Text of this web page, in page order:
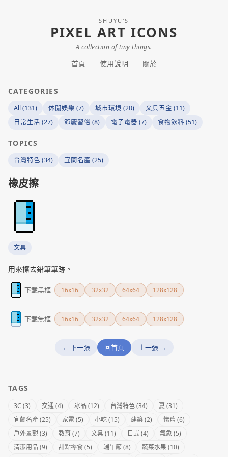
SHUYU'S
PIXEL ART ICONS
A collection of tiny things.
首頁 使用說明 關於
CATEGORIES
All (131) 休閒娛樂 (7) 城市環境 (20)
文具五金 (11)
日常生活 (27)
節慶習俗 (8) 電子電器 (7) 食物飲料 (51)
TOPICS
台灣特色 (34) 宜蘭名產 (25)
橡皮擦
文具
用來擦去鉛筆筆跡。
下載黑框 16x16 32x32 64x64 128x128
下載無框 16x16 32x32 64x64 128x128
← 下一張 回首頁 上一張 →
TAGS
3C (3) 交通 (4) 冰品 (12) 台灣特色 (34)
夏 (31)
宜蘭名產 (25)
家電 (5) 小吃 (15) 建築 (2)
懷舊 (6)
戶外景觀 (3)
教育 (7) 文具 (11) 日式 (4)
氣象 (5)
清潔用品 (9)
甜點零食 (5) 端午節 (8)
蔬菜水果 (10)